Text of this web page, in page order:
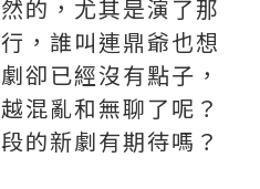
的，尤其是演了那
，誰叫連鼎爺也想
卻已經沒有點子，
混亂和無聊了呢？
的新劇有期待嗎？